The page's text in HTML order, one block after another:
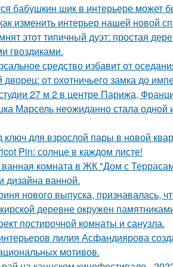
бабушкин шик в интерьере может
изменить интерьер нашей новой
этот типичный дуэт: простая
гвоздиками.
средство избавит от
дворец: от охотничьего замка до
27 м 2 в центре Парижа,
Марсель неожиданно стала одной
для взрослой пары в новой
Pin: солнце в каждом листе!
ванная комната в ЖК "Дом с
дизайна ванной.
нового выпуска, признавалась,
деревне окружен
постирочной комнаты и санузла.
лилия Асфандиярова
мотивов.